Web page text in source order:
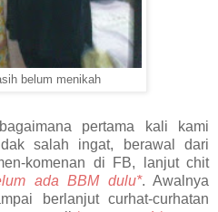
belum menikah
pertama kali kami
salah ingat, berawal dari
komenan di FB, lanjut chit
ada BBM dulu*. Awalnya
berlanjut curhat-curhatan